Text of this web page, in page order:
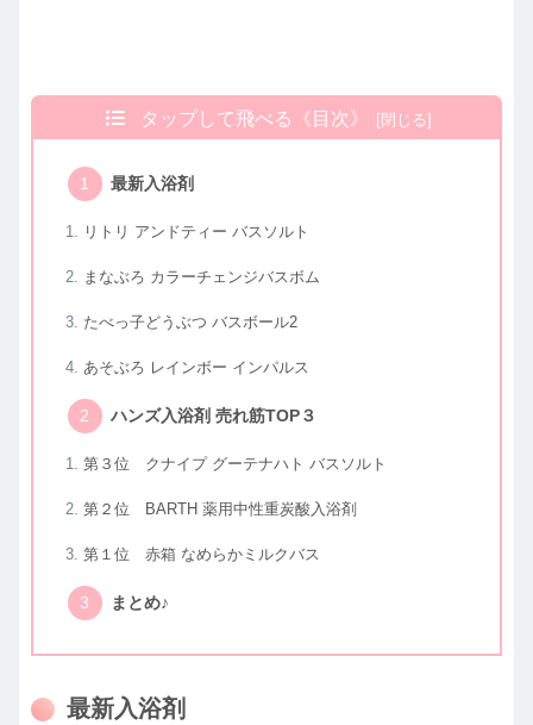
タップして飛べる《目次》
最新入浴剤
リトリ アンドティー バスソルト
まなぶろ カラーチェンジバスボム
たべっ子どうぶつ バスボール2
あそぶろ レインボー インパルス
ハンズ入浴剤 売れ筋TOP３
第３位 クナイプ グーテナハト バスソルト
第２位 BARTH 薬用中性重炭酸入浴剤
第１位 赤箱 なめらかミルクバス
まとめ♪
最新入浴剤